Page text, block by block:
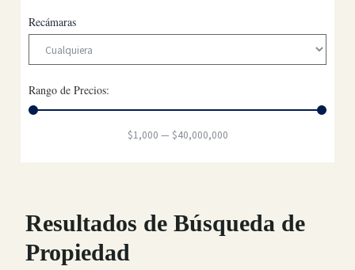
Recámaras
Rango de Precios:
$1,000 — $40,000,000
Resultados de Búsqueda de
Propiedad